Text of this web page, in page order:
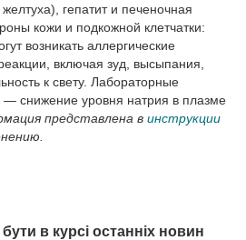
гепатит и печеночная
кожи и подкожной клетчатки:
возникать аллергические
включая зуд, высыпания,
к свету. Лабораторные
— снижение уровня натрия в плазме
представлена в инструкции
в курсі останніх новин